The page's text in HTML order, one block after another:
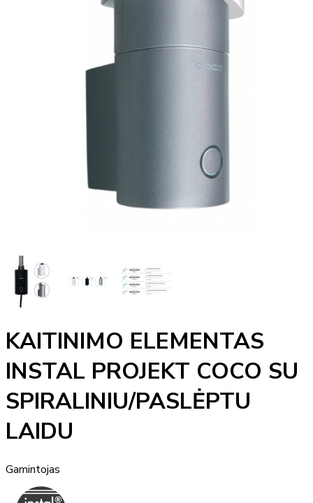
KAITINIMO ELEMENTAS
INSTAL PROJEKT COCO SU
SPIRALINIU/PASLĖPTU
LAIDU
Gamintojas